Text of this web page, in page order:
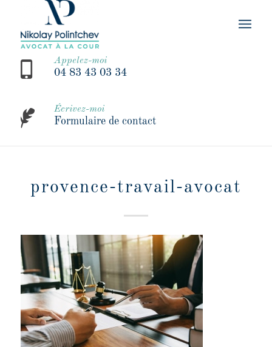
Appelez-moi
04 83 43 03 34
Écrivez-moi
Formulaire de contact
provence-travail-avocat